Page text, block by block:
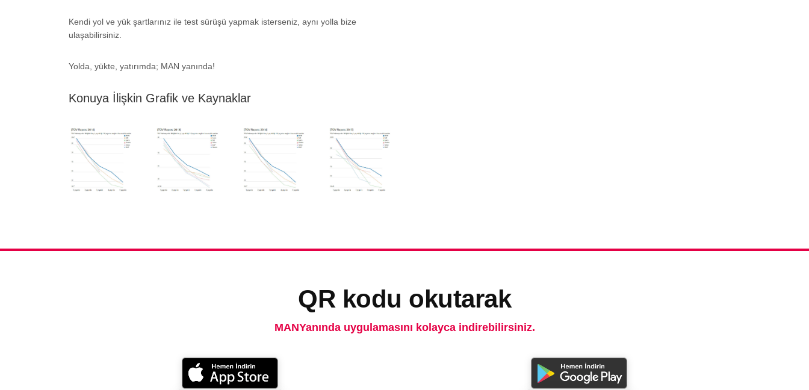
Kendi yol ve yük şartlarınız ile test sürüşü yapmak isterseniz, aynı yolla bize
ulaşabilirsiniz.
Yolda, yükte, yatırımda; MAN yanında!
Konuya İlişkin Grafik ve Kaynaklar
QR kodu okutarak
MANYanında uygulamasını kolayca indirebilirsiniz.